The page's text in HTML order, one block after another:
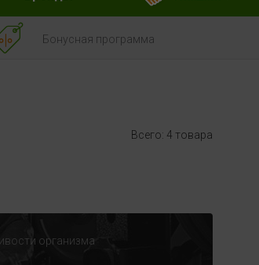
Бонусная программа
Всего: 4 товара
организма